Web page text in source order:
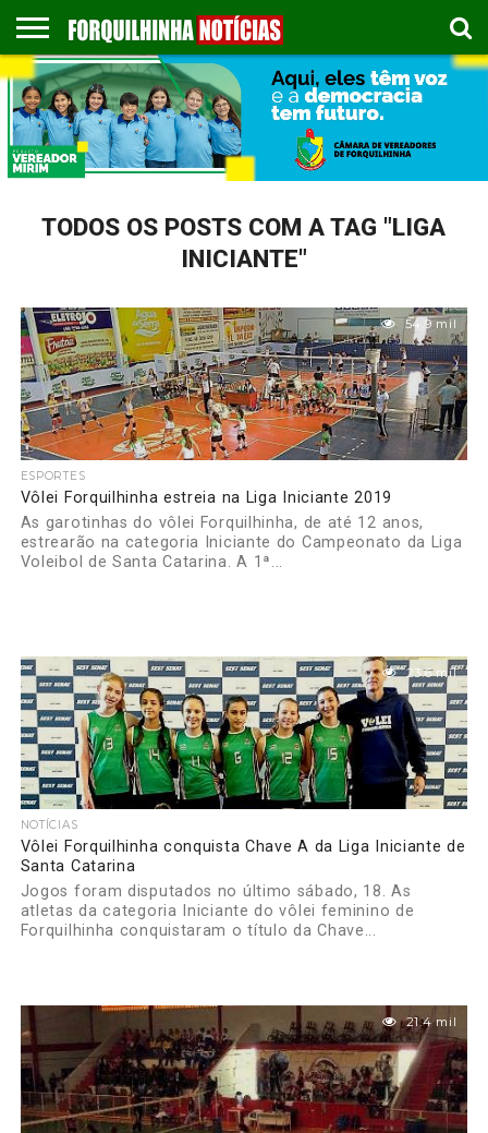
COLUNISTAS
EMPREGOS
ESPORTES
PUBLICAÇÃO
LEGAL
GASTRONOMIA
CONTATO
TODOS OS POSTS COM A TAG "LIGA
INICIANTE"
54.9 mil
ESPORTES
Vôlei Forquilhinha estreia na Liga Iniciante 2019
As garotinhas do vôlei Forquilhinha, de até 12 anos,
estrearão na categoria Iniciante do Campeonato da Liga
Voleibol de Santa Catarina. A 1ª...
23.6 mil
NOTÍCIAS
Vôlei Forquilhinha conquista Chave A da Liga Iniciante de
Santa Catarina
Jogos foram disputados no último sábado, 18. As
atletas da categoria Iniciante do vôlei feminino de
Forquilhinha conquistaram o título da Chave...
21.4 mil